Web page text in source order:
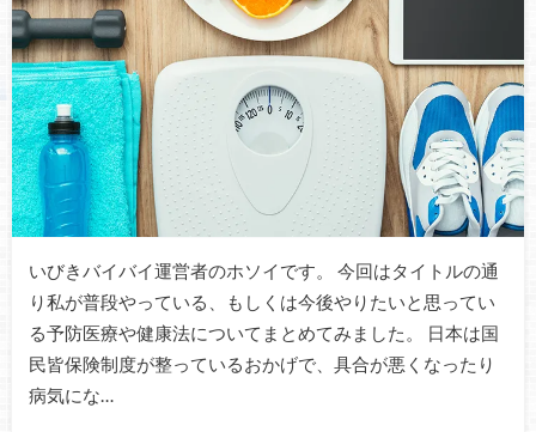
いびきバイバイ運営者のホソイです。 今回はタイトルの通
り私が普段やっている、もしくは今後やりたいと思ってい
る予防医療や健康法についてまとめてみました。 日本は国
民皆保険制度が整っているおかげで、具合が悪くなったり
病気にな…